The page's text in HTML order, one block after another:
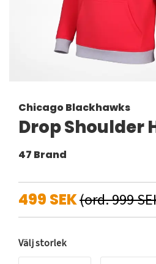
Chicago Blackhawks
Drop Shoulder
47 Brand
499 SEK(ord. 999
Välj storlek